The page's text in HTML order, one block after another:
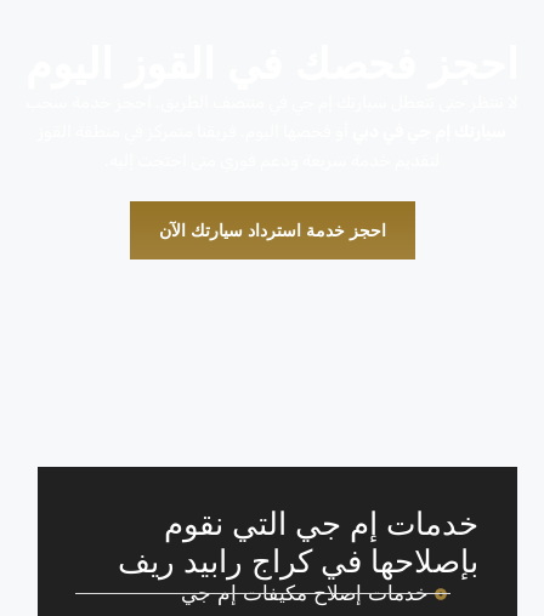
احجز خدمة استرداد سيارتك الآن
خدمات إم جي التي نقوم
بإصلاحها في كراج رابيد ريف
خدمات إصلاح مكيفات إم جي